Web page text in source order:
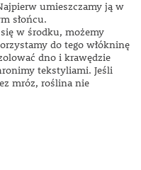
umieszczamy ją w
słońcu.
w środku, możemy
do tego włókninę
dno i krawędzie
tekstyliami. Jeśli
mróz, roślina nie